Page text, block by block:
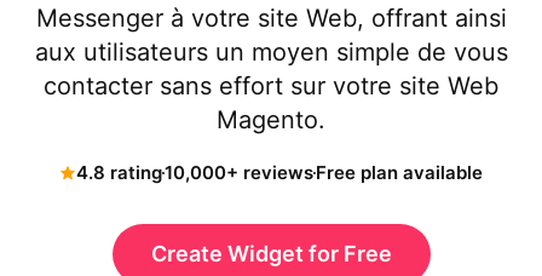
Messenger à votre site Web, offrant ainsi
aux utilisateurs un moyen simple de vous
contacter sans effort sur votre site Web
Magento.
4.8 rating10,000+ reviewsFree plan available
Create Widget for Free